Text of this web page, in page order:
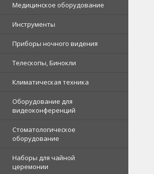
Медицинское оборудование
Инструменты
Приборы ночного видения
Телескопы, Бинокли
Климатическая техника
Оборудование для
видеоконференций
Стоматологическое
оборудование
Наборы для чайной
церемонии